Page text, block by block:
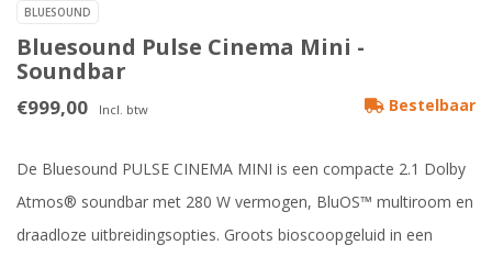
BLUESOUND
Bluesound Pulse Cinema Mini -
Soundbar
€999,00 Incl. btw Bestelbaar
De Bluesound PULSE CINEMA MINI is een compacte 2.1 Dolby
Atmos® soundbar met 280 W vermogen, BluOS™ multiroom en
draadloze uitbreidingsopties. Groots bioscoopgeluid in een